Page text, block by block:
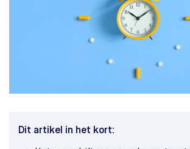
Dit artikel in het kort: